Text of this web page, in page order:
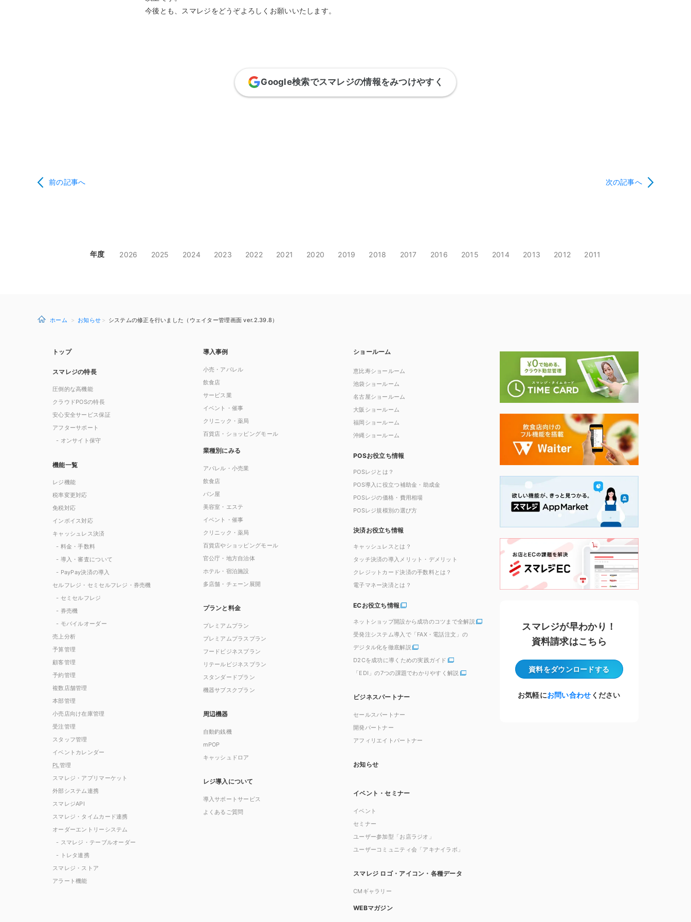
今後とも、スマレジをどうぞよろしくお願いいたします。
Google検索でスマレジの情報をみつけやすく
前の記事へ 次の記事へ
年度 2026 2025 2024 2023 2022 2021 2020 2019 2018 2017 2016 2015 2014 2013 2012 2011
ホーム お知らせ システムの修正を行いました（ウェイター管理画面 ver.2.39.8）
トップ
スマレジの特長
圧倒的な高機能
クラウドPOSの特長
安心安全サービス保証
アフターサポート
- オンサイト保守
機能一覧
レジ機能
税率変更対応
免税対応
インボイス対応
キャッシュレス決済
- 料金・手数料
- 導入・審査について
- PayPay決済の導入
セルフレジ・セミセルフレジ・券売機
- セミセルフレジ
- 券売機
- モバイルオーダー
売上分析
予算管理
顧客管理
予約管理
複数店舗管理
本部管理
小売店向け在庫管理
受注管理
スタッフ管理
イベントカレンダー
PL管理
スマレジ・アプリマーケット
外部システム連携
スマレジAPI
スマレジ・タイムカード連携
オーダーエントリーシステム
- スマレジ・テーブルオーダー
- トレタ連携
スマレジ・ストア
アラート機能
導入事例
小売・アパレル
飲食店
サービス業
イベント・催事
クリニック・薬局
百貨店・ショッピングモール
業種別にみる
アパレル・小売業
飲食店
パン屋
美容室・エステ
イベント・催事
クリニック・薬局
百貨店やショッピングモール
官公庁・地方自治体
ホテル・宿泊施設
多店舗・チェーン展開
プランと料金
プレミアムプラン
プレミアムプラスプラン
フードビジネスプラン
リテールビジネスプラン
スタンダードプラン
機器サブスクプラン
周辺機器
自動釣銭機
mPOP
キャッシュドロア
レジ導入について
導入サポートサービス
よくあるご質問
ショールーム
恵比寿ショールーム
池袋ショールーム
名古屋ショールーム
大阪ショールーム
福岡ショールーム
沖縄ショールーム
POSお役立ち情報
POSレジとは？
POS導入に役立つ補助金・助成金
POSレジの価格・費用相場
POSレジ規模別の選び方
決済お役立ち情報
キャッシュレスとは？
タッチ決済の導入メリット・デメリット
クレジットカード決済の手数料とは？
電子マネー決済とは？
ECお役立ち情報
ネットショップ開設から成功のコツまで全解説
受発注システム導入で「FAX・電話注文」の
デジタル化を徹底解説
D2Cを成功に導くための実践ガイド
「EDI」の7つの課題でわかりやすく解説
ビジネスパートナー
セールスパートナー
開発パートナー
アフィリエイトパートナー
お知らせ
イベント・セミナー
イベント
セミナー
ユーザー参加型「お店ラジオ」
ユーザーコミュニティ会「アキナイラボ」
スマレジ ロゴ・アイコン・各種データ
CMギャラリー
WEBマガジン
スマレジが早わかり！
資料請求はこちら
資料をダウンロードする
お気軽にお問い合わせ ください